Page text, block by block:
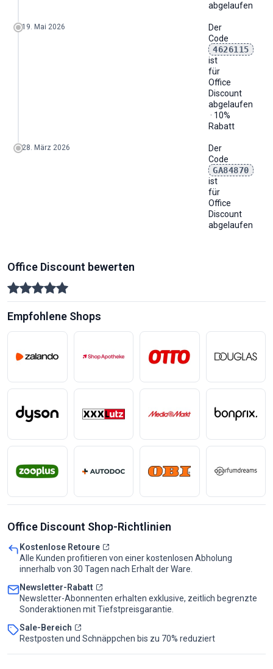
abgelaufen
19. Mai 2026
Der
Code
4626115
ist
für
Office
Discount
abgelaufen
· 10%
Rabatt
28. März 2026
Der
Code
GA84870
ist
für
Office
Discount
abgelaufen
Office Discount bewerten
Empfohlene Shops
Office Discount Shop-Richtlinien
Kostenlose Retoure
Alle Kunden profitieren von einer kostenlosen Abholung
innerhalb von 30 Tagen nach Erhalt der Ware.
Newsletter-Rabatt
Newsletter-Abonnenten erhalten exklusive, zeitlich begrenzte
Sonderaktionen mit Tiefstpreisgarantie.
Sale-Bereich
Restposten und Schnäppchen bis zu 70% reduziert